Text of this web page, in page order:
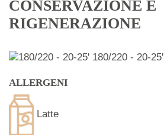
CONSERVAZIONE E
RIGENERAZIONE
180/220 - 20-25'
ALLERGENI
Latte